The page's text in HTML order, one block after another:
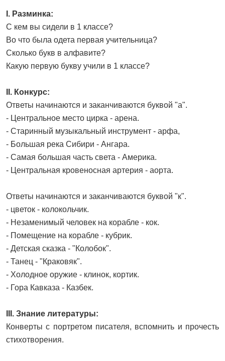
I. Разминка:
С кем вы сидели в 1 классе?
Во что была одета первая учительница?
Сколько букв в алфавите?
Какую первую букву учили в 1 классе?
II. Конкурс:
Ответы начинаются и заканчиваются буквой "а".
- Центральное место цирка - арена.
- Старинный музыкальный инструмент - арфа,
- Большая река Сибири - Ангара.
- Самая большая часть света - Америка.
- Центральная кровеносная артерия - аорта.
Ответы начинаются и заканчиваются буквой "к".
- цветок - колокольчик.
- Незаменимый человек на корабле - кок.
- Помещение на корабле - кубрик.
- Детская сказка - "Колобок".
- Танец - "Краковяк".
- Холодное оружие - клинок, кортик.
- Гора Кавказа - Казбек.
III. Знание литературы:
Конверты с портретом писателя, вспомнить и прочесть
стихотворения.